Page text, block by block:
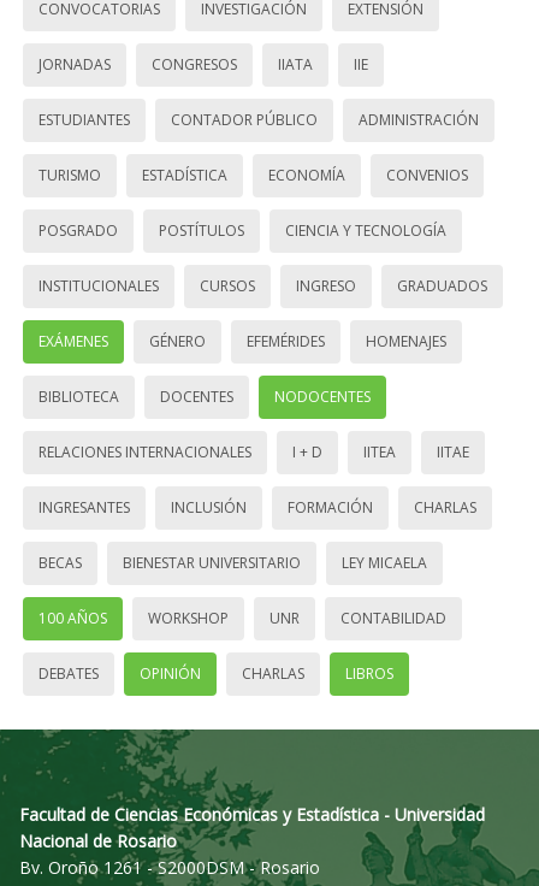
CONVOCATORIAS INVESTIGACIÓN EXTENSIÓN
JORNADAS CONGRESOS IIATA IIE
ESTUDIANTES CONTADOR PÚBLICO ADMINISTRACIÓN
TURISMO ESTADÍSTICA ECONOMÍA CONVENIOS
POSGRADO POSTÍTULOS CIENCIA Y TECNOLOGÍA
INSTITUCIONALES CURSOS INGRESO GRADUADOS
EXÁMENES GÉNERO EFEMÉRIDES HOMENAJES
BIBLIOTECA DOCENTES NODOCENTES
RELACIONES INTERNACIONALES I + D IITEA IITAE
INGRESANTES INCLUSIÓN FORMACIÓN CHARLAS
BECAS BIENESTAR UNIVERSITARIO LEY MICAELA
100 AÑOS WORKSHOP UNR CONTABILIDAD
DEBATES OPINIÓN CHARLAS LIBROS
Facultad de Ciencias Económicas y Estadística - Universidad
Nacional de Rosario
Bv. Oroño 1261 - S2000DSM - Rosario